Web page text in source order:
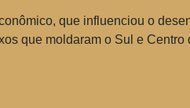
que influenciou o
que moldaram o Sul e Centro